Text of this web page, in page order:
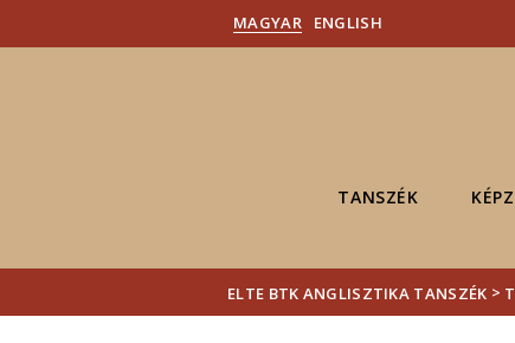
MAGYAR ENGLISH
TANSZÉK
ELTE BTK ANGLISZTIKA TANSZÉK >